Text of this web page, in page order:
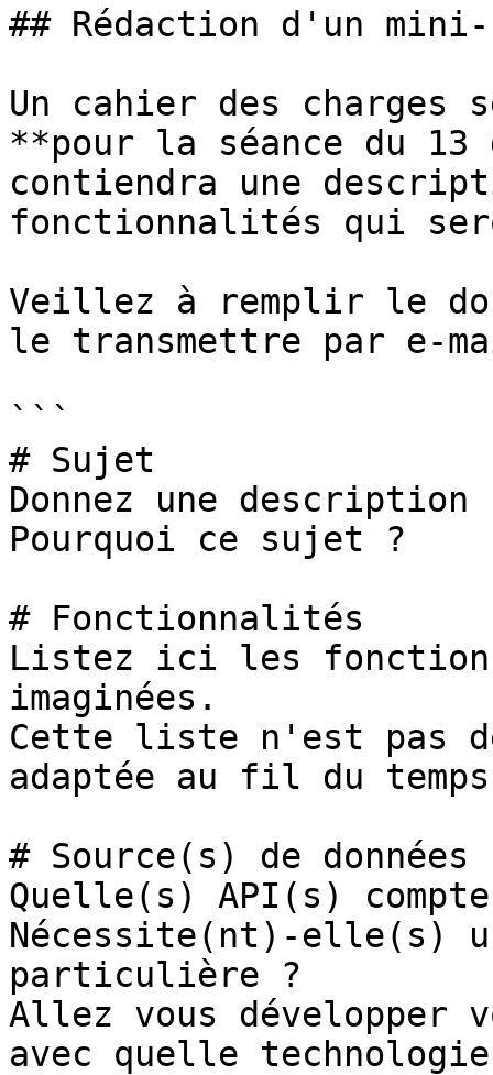
## Rédaction d'un
Un cahier des
**pour la séance du 13
contiendra une
fonctionnalités qui
Veillez à remplir le
le transmettre par e-
```
# Sujet
Donnez une
Pourquoi ce sujet ?
# Fonctionnalités
Listez ici les
imaginées.
Cette liste n'est pas
adaptée au fil du
# Source(s) de données
Quelle(s) API(s)
Nécessite(nt)-elle(s)
particulière ?
Allez vous développer
avec quelle